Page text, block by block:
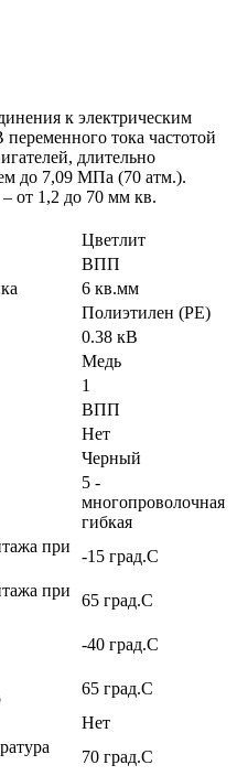
к электрическим
тока частотой
длительно
до 7,09 МПа (70 атм.).
от 1,2 до 70 мм кв.
Цветлит
ВПП
6 кв.мм
Полиэтилен (PE)
0.38 кВ
Медь
1
ВПП
Нет
Черный
5 -
многопроволочная
гибкая
при
-15 град.C
при
65 град.C
-40 град.C
65 град.C
Нет
70 град.C